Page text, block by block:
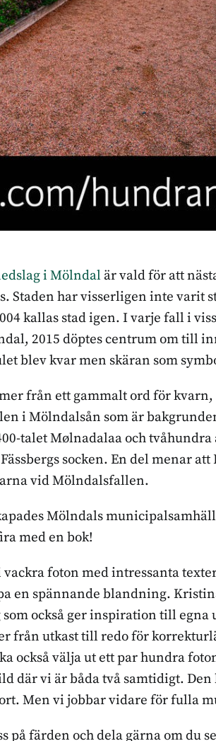
i Mölndal är vald för att
Staden har visserligen inte varit
kallas stad igen. I varje fall i
2015 döptes centrum om till
blev kvar men skäran som
från ett gammalt ord för
i Mölndalsån som är
talet Mølnadalaa och
socken. En del menar
vid Mölndalsfallen.
Mölndals
med en bok!
foton med intressanta
en spännande blandning.
också ger inspiration till egna
från utkast till redo för
också välja ut ett par hundra
där vi är båda två samtidigt.
Men vi jobbar vidare för fulla
på färden och dela gärna om du